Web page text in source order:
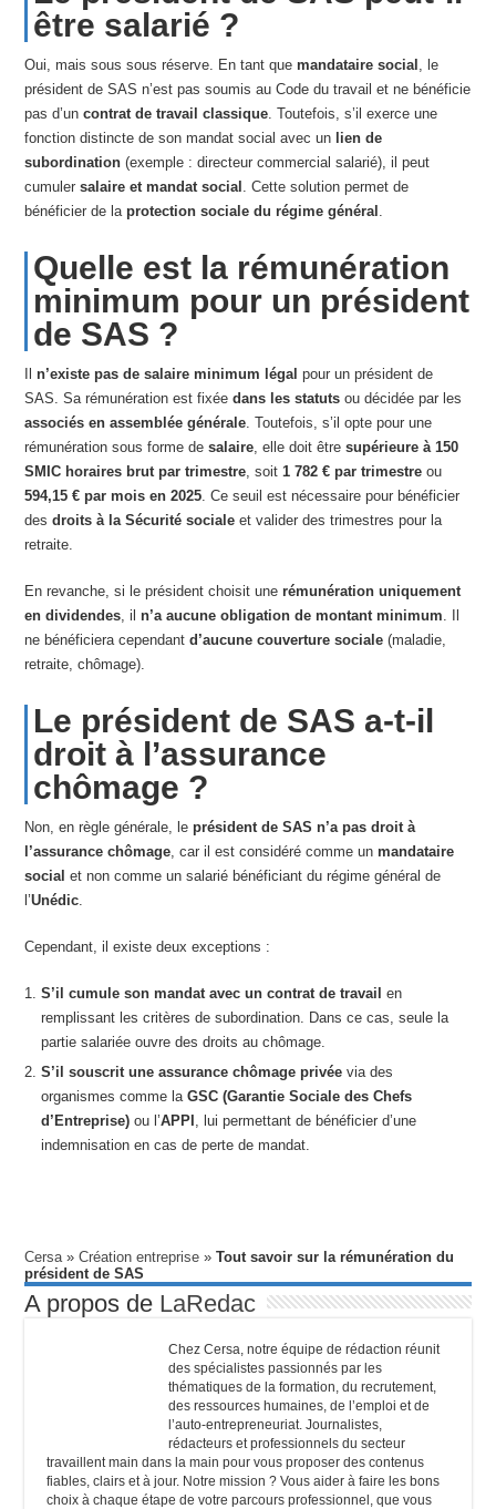
être salarié ?
Oui, mais sous sous réserve. En tant quemandataire social , le
président de SAS n’est pas soumis au Code du travail et ne bénéficie
pas d’uncontrat de travail classique . Toutefois, s’il exerce une
fonction distincte de son mandat social avec un lien de
subordination (exemple : directeur commercial salarié), il peut
cumulersalaire et mandat social . Cette solution permet de
bénéficier de laprotection sociale du régime général
Quelle est la rémunération
minimum pour un président
de SAS ?
Iln’existe pas de salaire minimum légal pour un président de
SAS. Sa rémunération est fixéedans les statuts ou décidée par les
associés en assemblée générale . Toutefois, s’il opte pour une
rémunération sous forme desalaire , elle doit êtresupérieure à 150
SMIC horaires brut par trimestre , soit 1 782 € par trimestre ou
594,15 € par mois en 2025 . Ce seuil est nécessaire pour bénéficier
desdroits à la Sécurité sociale et valider des trimestres pour la
retraite.
En revanche, si le président choisit unerémunération uniquement
en dividendes , iln’a aucune obligation de montant minimum . Il
ne bénéficiera cependantd’aucune couverture sociale (maladie,
retraite, chômage).
Le président de SAS a-t-il
droit à l’assurance
chômage ?
Non, en règle générale, leprésident de SAS n’a pas droit à
l’assurance chômage , car il est considéré comme unmandataire
social et non comme un salarié bénéficiant du régime général de
l’Unédic
Cependant, il existe deux exceptions :
S’il cumule son mandat avec un contrat de travail en
remplissant les critères de subordination. Dans ce cas, seule la
partie salariée ouvre des droits au chômage.
S’il souscrit une assurance chômage privée via des
organismes comme laGSC (Garantie Sociale des Chefs
d’Entreprise) ou l’APPI , lui permettant de bénéficier d’une
indemnisation en cas de perte de mandat.
Cersa »Création entreprise »Tout savoir sur la rémunération du
président de SAS
A propos de LaRedac
Chez Cersa, notre équipe de rédaction réunit
des spécialistes passionnés par les
thématiques de la formation, du recrutement,
des ressources humaines, de l’emploi et de
l’auto-entrepreneuriat. Journalistes,
rédacteurs et professionnels du secteur
travaillent main dans la main pour vous proposer des contenus
fiables, clairs et à jour. Notre mission ? Vous aider à faire les bons
choix à chaque étape de votre parcours professionnel, que vous